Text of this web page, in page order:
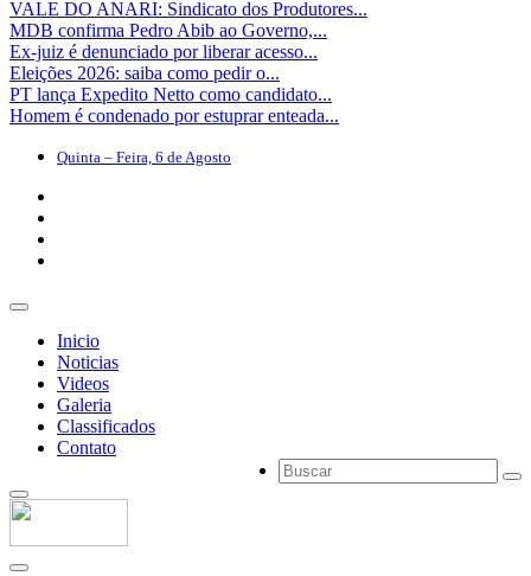
VALE DO ANARI: Sindicato dos Produtores...
MDB confirma Pedro Abib ao Governo,...
Ex-juiz é denunciado por liberar acesso...
Eleições 2026: saiba como pedir o...
PT lança Expedito Netto como candidato...
Homem é condenado por estuprar enteada...
Quinta – Feira, 6 de Agosto
Inicio
Noticias
Videos
Galeria
Classificados
Contato